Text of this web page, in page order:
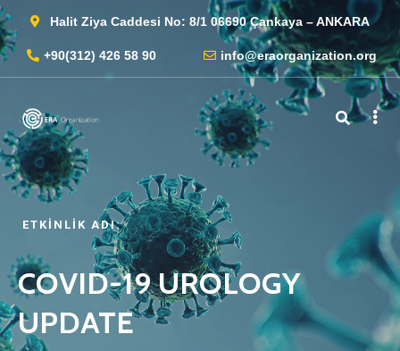
Halit Ziya Caddesi No: 8/1 06690 Çankaya – ANKARA
+90(312) 426 58 90 info@eraorganization.org
ETKINLIK ADI:
COVID-19 UROLOGY
UPDATE